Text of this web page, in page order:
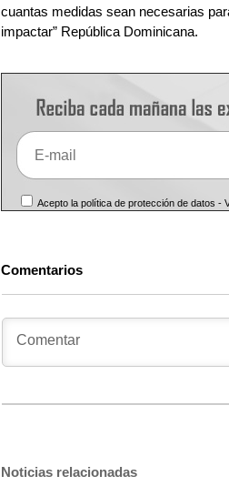
cuantas medidas sean necesarias
impactar” República Dominicana.
Acepto la política de protección de datos -
Comentarios
Noticias relacionadas